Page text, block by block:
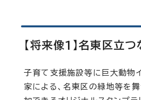
【将来像1】名東区立
子育て支援施設等に巨大動物
家による、名東区の緑地等を